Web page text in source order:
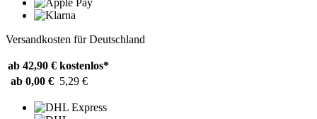
Versandkosten für Deutschland
ab 42,90 € kostenlos*
ab 0,00 € 5,29 €